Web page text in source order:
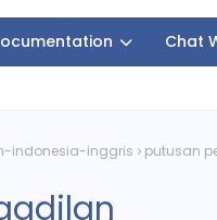
Chat
indonesia-inggris putusan